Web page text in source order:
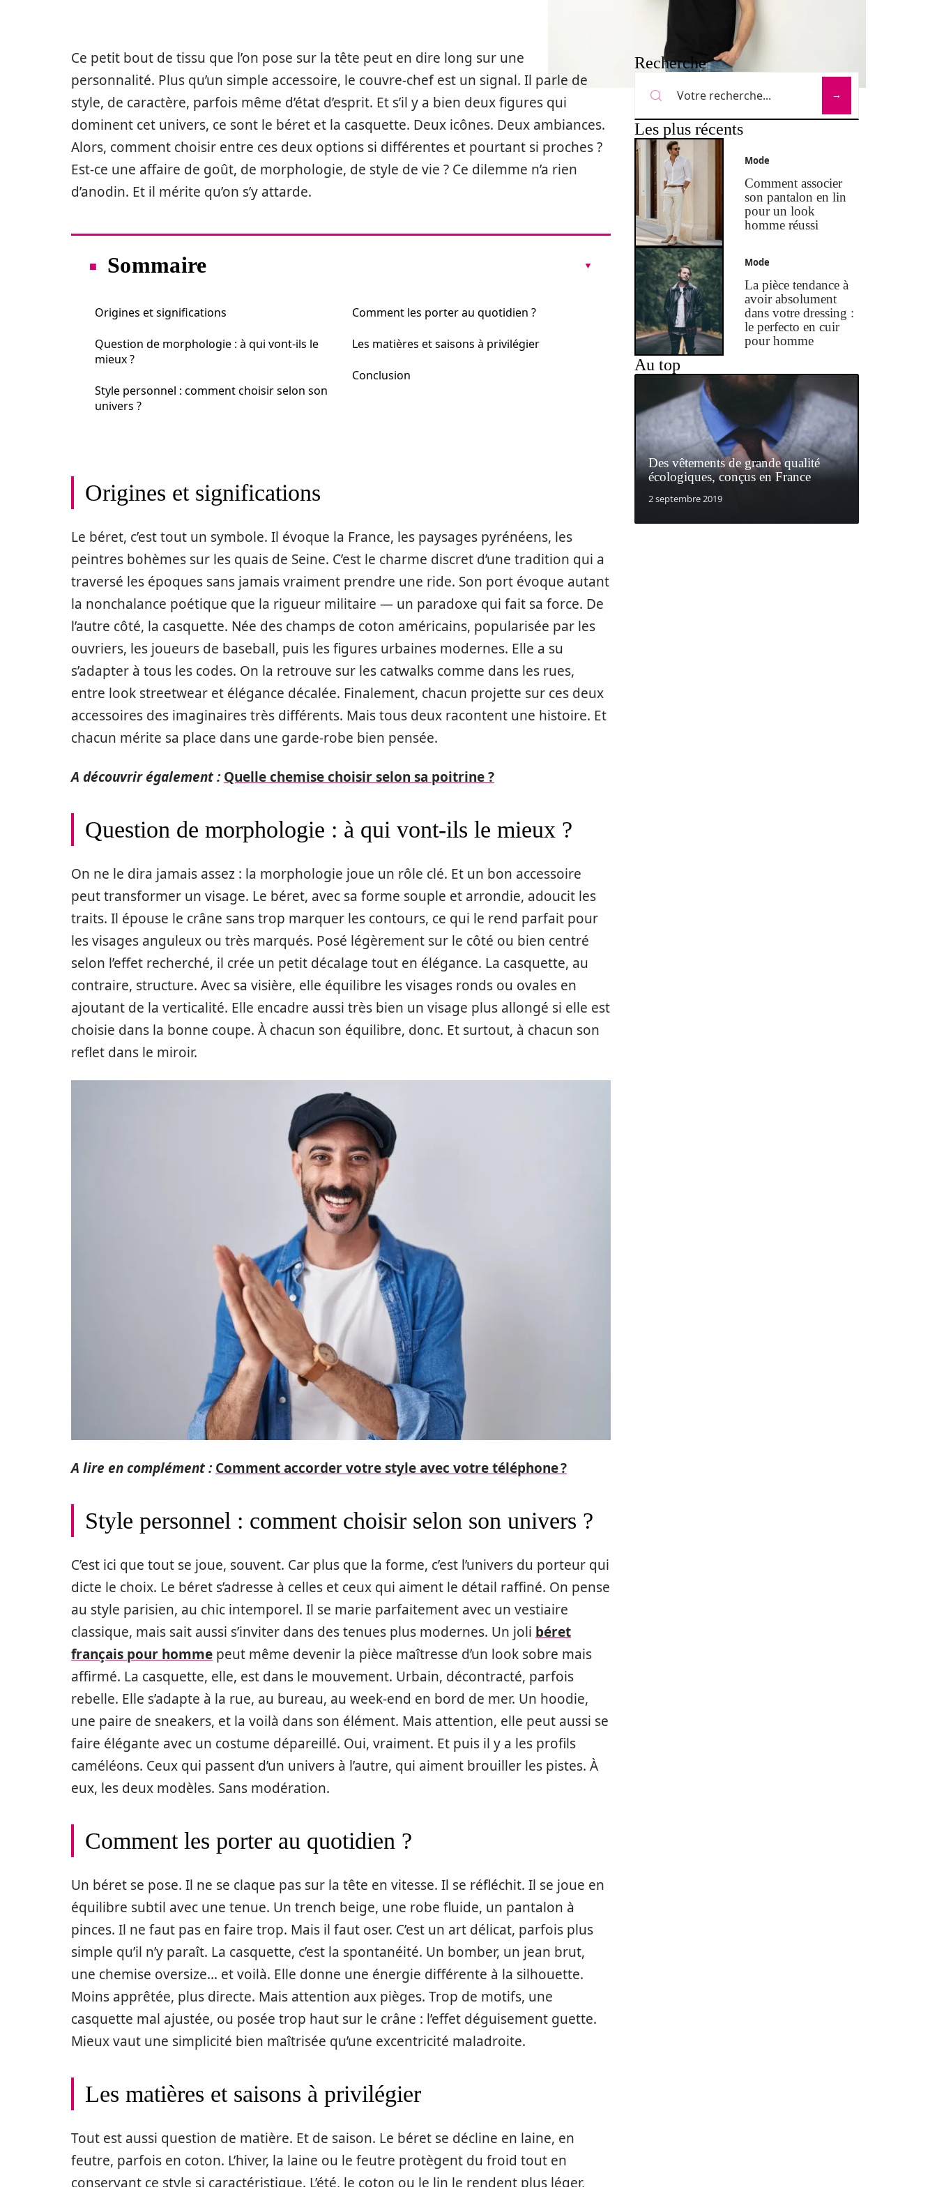
Ce petit bout de tissu que l’on pose sur la tête peut en dire long sur une
personnalité. Plus qu’un simple accessoire, le couvre-chef est un signal. Il parle de
style, de caractère, parfois même d’état d’esprit. Et s’il y a bien deux figures qui
dominent cet univers, ce sont le béret et la casquette. Deux icônes. Deux ambiances.
Alors, comment choisir entre ces deux options si différentes et pourtant si proches ?
Est-ce une affaire de goût, de morphologie, de style de vie ? Ce dilemme n’a rien
d’anodin. Et il mérite qu’on s’y attarde.
Sommaire
Origines et significations
Question de morphologie : à qui vont-ils le
mieux ?
Style personnel : comment choisir selon son
univers ?
Comment les porter au quotidien ?
Les matières et saisons à privilégier
Conclusion
Origines et significations
Le béret, c’est tout un symbole. Il évoque la France, les paysages pyrénéens, les
peintres bohèmes sur les quais de Seine. C’est le charme discret d’une tradition qui a
traversé les époques sans jamais vraiment prendre une ride. Son port évoque autant
la nonchalance poétique que la rigueur militaire — un paradoxe qui fait sa force. De
l’autre côté, la casquette. Née des champs de coton américains, popularisée par les
ouvriers, les joueurs de baseball, puis les figures urbaines modernes. Elle a su
s’adapter à tous les codes. On la retrouve sur les catwalks comme dans les rues,
entre look streetwear et élégance décalée. Finalement, chacun projette sur ces deux
accessoires des imaginaires très différents. Mais tous deux racontent une histoire. Et
chacun mérite sa place dans une garde-robe bien pensée.
A découvrir également : Quelle chemise choisir selon sa poitrine ?
Question de morphologie : à qui vont-ils le mieux ?
On ne le dira jamais assez : la morphologie joue un rôle clé. Et un bon accessoire
peut transformer un visage. Le béret, avec sa forme souple et arrondie, adoucit les
traits. Il épouse le crâne sans trop marquer les contours, ce qui le rend parfait pour
les visages anguleux ou très marqués. Posé légèrement sur le côté ou bien centré
selon l’effet recherché, il crée un petit décalage tout en élégance. La casquette, au
contraire, structure. Avec sa visière, elle équilibre les visages ronds ou ovales en
ajoutant de la verticalité. Elle encadre aussi très bien un visage plus allongé si elle est
choisie dans la bonne coupe. À chacun son équilibre, donc. Et surtout, à chacun son
reflet dans le miroir.
A lire en complément : Comment accorder votre style avec votre téléphone ?
Style personnel : comment choisir selon son univers ?
C’est ici que tout se joue, souvent. Car plus que la forme, c’est l’univers du porteur qui
dicte le choix. Le béret s’adresse à celles et ceux qui aiment le détail raffiné. On pense
au style parisien, au chic intemporel. Il se marie parfaitement avec un vestiaire
classique, mais sait aussi s’inviter dans des tenues plus modernes. Un joli béret
français pour homme peut même devenir la pièce maîtresse d’un look sobre mais
affirmé. La casquette, elle, est dans le mouvement. Urbain, décontracté, parfois
rebelle. Elle s’adapte à la rue, au bureau, au week-end en bord de mer. Un hoodie,
une paire de sneakers, et la voilà dans son élément. Mais attention, elle peut aussi se
faire élégante avec un costume dépareillé. Oui, vraiment. Et puis il y a les profils
caméléons. Ceux qui passent d’un univers à l’autre, qui aiment brouiller les pistes. À
eux, les deux modèles. Sans modération.
Comment les porter au quotidien ?
Un béret se pose. Il ne se claque pas sur la tête en vitesse. Il se réfléchit. Il se joue en
équilibre subtil avec une tenue. Un trench beige, une robe fluide, un pantalon à
pinces. Il ne faut pas en faire trop. Mais il faut oser. C’est un art délicat, parfois plus
simple qu’il n’y paraît. La casquette, c’est la spontanéité. Un bomber, un jean brut,
une chemise oversize… et voilà. Elle donne une énergie différente à la silhouette.
Moins apprêtée, plus directe. Mais attention aux pièges. Trop de motifs, une
casquette mal ajustée, ou posée trop haut sur le crâne : l’effet déguisement guette.
Mieux vaut une simplicité bien maîtrisée qu’une excentricité maladroite.
Les matières et saisons à privilégier
Tout est aussi question de matière. Et de saison. Le béret se décline en laine, en
feutre, parfois en coton. L’hiver, la laine ou le feutre protègent du froid tout en
conservant ce style si caractéristique. L’été, le coton ou le lin le rendent plus léger,
Recherche
Les plus récents
Mode
Comment associer
son pantalon en lin
pour un look
homme réussi
Mode
La pièce tendance à
avoir absolument
dans votre dressing :
le perfecto en cuir
pour homme
Au top
Des vêtements de grande qualité
écologiques, conçus en France
2 septembre 2019